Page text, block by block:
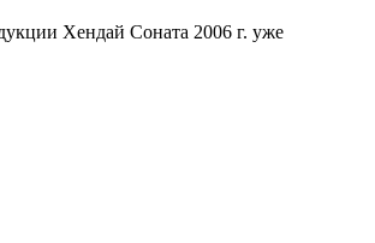
Хендай Соната 2006 г. уже